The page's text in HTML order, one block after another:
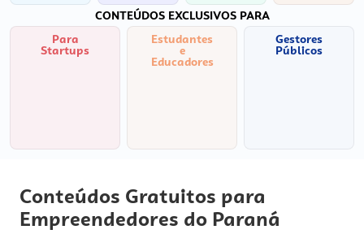
CONTEÚDOS EXCLUSIVOS PARA
Para
Startups
Estudantes
e
Educadores
Gestores
Públicos
Conteúdos Gratuitos para
Empreendedores do Paraná